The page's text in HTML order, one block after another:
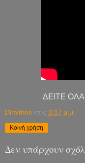
ΔΕΙΤΕ
Dimitrios στις 3:17 μ.μ.
Κοινή χρήση
Δεν υπάρχουν